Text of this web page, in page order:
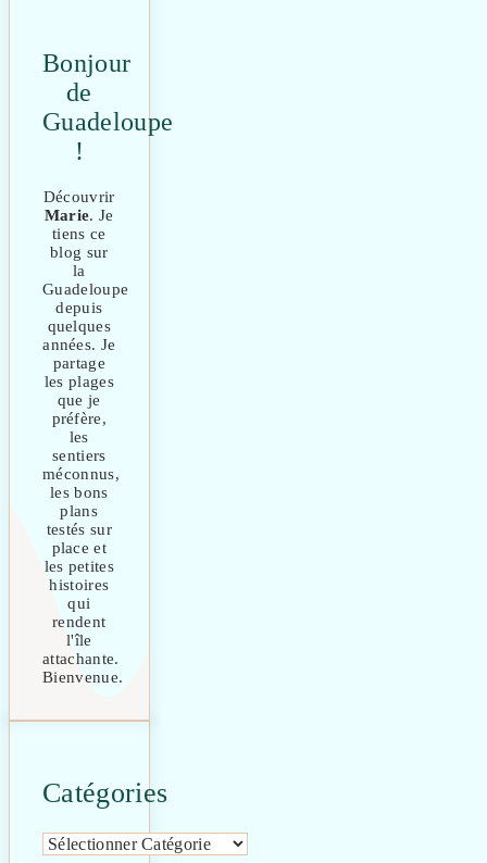
Bonjour
de
Guadeloupe
!
Découvrir
Marie. Je
tiens ce
blog sur
la
Guadeloupe
depuis
quelques
années. Je
partage
les plages
que je
préfère,
les
sentiers
méconnus,
les bons
plans
testés sur
place et
les petites
histoires
qui
rendent
l'île
attachante.
Bienvenue.
Catégories
Catégories